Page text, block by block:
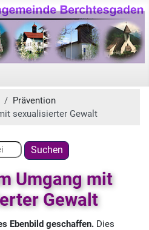
Prävention
sexualisierter Gewalt
Suchen
Umgang mit
Gewalt
Ebenbild geschaffen. Dies